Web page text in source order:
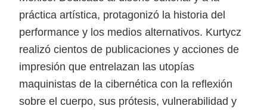
práctica artística, protagonizó la historia del
performance y los medios alternativos. Kurtycz
realizó cientos de publicaciones y acciones de
impresión que entrelazan las utopías
maquinistas de la cibernética con la reflexión
sobre el cuerpo, sus prótesis, vulnerabilidad y